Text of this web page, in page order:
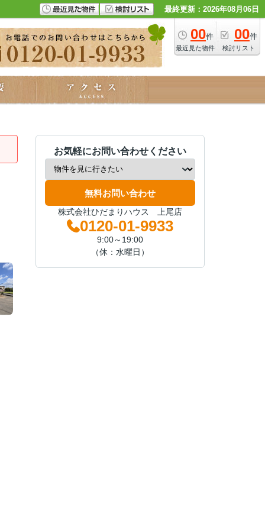
最終更新：2026年08月06日
00件
最近見た物件
00件
検討リスト
お気軽にお問い合わせください
無料お問い合わせ
株式会社ひだまりハウス 上尾店
0120-01-9933
9:00～19:00
（休：水曜日）